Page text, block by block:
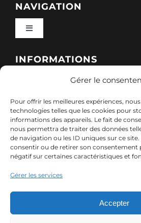
Gérer le
Pour offrir les meilleures expériences,
technologies telles que les cookies pour
informations des appareils. Le fait de
nous permettra de traiter des données
de navigation ou les ID uniques sur ce site.
consentir ou de retirer son consentement
négatif sur certaines caractéristiques et
Gérer les services
Accepter
NAVIGATION
Toggle
Qui sommes-nous ?
Nos sessions
Ressources
Contact
INFORMATIONS
Politique de cookies (UE)
Mentions légales
Politique de confidentialité des
CONTACT
7, rue de Marigné-Peuton –
Gontier
contact@adx-formation.com